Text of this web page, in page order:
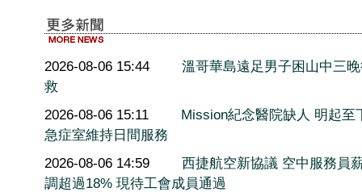
2026-08-06 15:44
溫哥華島遠足男子困山中三
救
2026-08-06 15:11
Mission紀念醫院缺人 明起至
急症室維持日間服務
2026-08-06 14:59
西捷航空新協議 空中服務員
調超過18% 現待工會成員通過